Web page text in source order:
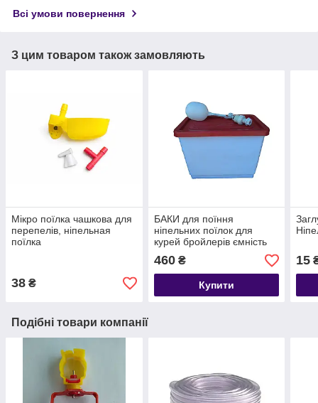
Всі умови повернення
З цим товаром також замовляють
Мікро поїлка чашкова для
перепелів, ніпельная
поїлка
38 ₴
БАКИ для поїння
ніпельних поїлок для
курей бройлерів ємність
для ніпельного напування
460₴
Купити
15
Подібні товари компанії